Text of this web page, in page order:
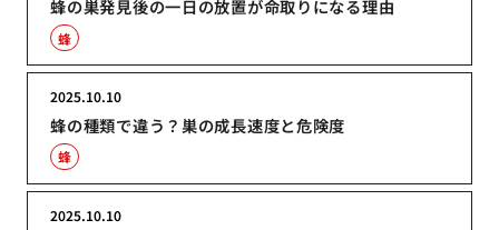
蜂の巣発見後の一日の放置が命取りになる理由
蜂
蜂の種類で違う？巣の成長速度と危険度
2025.10.10
蜂
2025.10.10